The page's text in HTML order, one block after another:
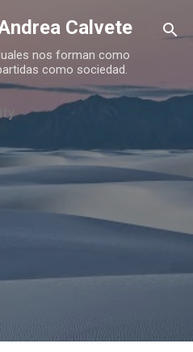
principalCalvete
nos forman como
como sociedad.